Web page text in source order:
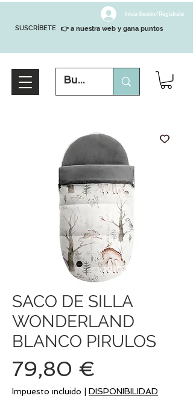
SUSCRÍBETE
Inicia Sesión/Regístrate
👉 a nuestra web y gana puntos
SACO DE SILLA
WONDERLAND
BLANCO PIRULOS
79,80 €
Impuesto incluido DISPONIBILIDAD